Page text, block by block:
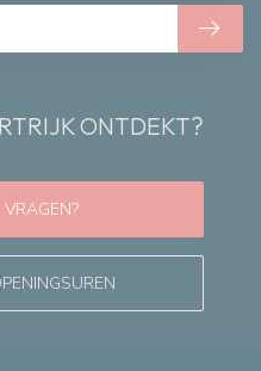
ONTDEKT?